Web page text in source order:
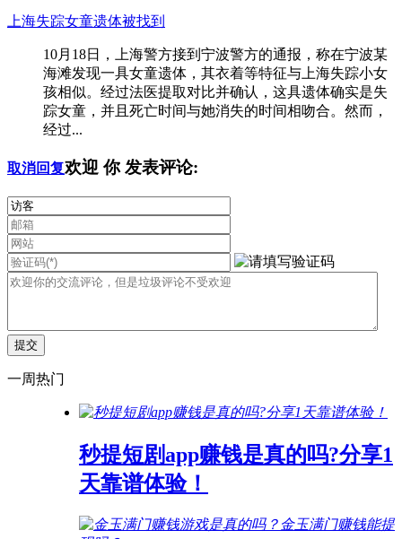
上海失踪女童遗体被找到
10月18日，上海警方接到宁波警方的通报，称在宁波某
海滩发现一具女童遗体，其衣着等特征与上海失踪小女
孩相似。经过法医提取对比并确认，这具遗体确实是失
踪女童，并且死亡时间与她消失的时间相吻合。然而，
经过...
取消回复欢迎 你发表评论:
一周热门
秒提短剧app赚钱是真的吗?分享1
天靠谱体验！